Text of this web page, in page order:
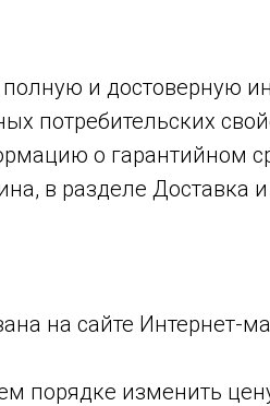
полную и достоверную
потребительских
о гарантийном
в разделе Доставка
на сайте Интернет-
порядке изменить